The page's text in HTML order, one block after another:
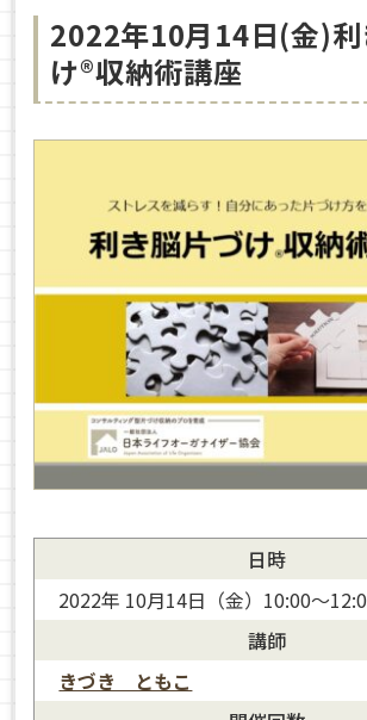
2022年10月14日(金)
け®収納術講座
日時
2022年 10月14日（金）10:00～
講師
きづき ともこ